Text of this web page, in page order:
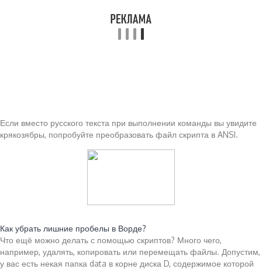
Если вместо русского текста при выполнении команды вы увидите
крякозябры, попробуйте преобразовать файл скрипта в ANSI.
Как убрать лишние пробелы в Ворде?
Что ещё можно делать с помощью скриптов? Много чего,
например, удалять, копировать или перемещать файлы. Допустим,
у вас есть некая папка data в корне диска D, содержимое которой